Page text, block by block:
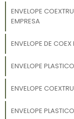
ENVELOPE
EMPRESA
ENVELOPE DE
ENVELOPE
ENVELOPE
ENVELOPE